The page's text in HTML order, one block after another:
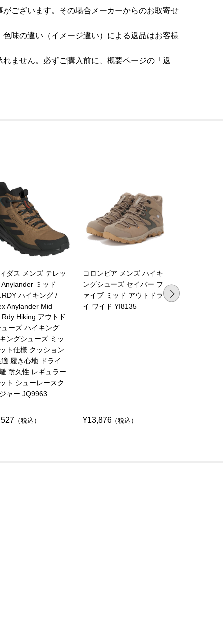
ございます。その場合メーカーからのお取寄せ
味の違い（イメージ違い）による返品はお客様
ません。必ずご購入前に、概要ページの「返
ダス メンズ テレッ
Anylander ミッド
ハイキング /
Anylander Mid
Hiking アウトド
ューズ ハイキング
ングシューズ ミッ
ット仕様 クッション
履き心地 ドライ
耐久性 レギュラー
ト シューレースク
ャー JQ9963
（税込）
コロンビア メンズ ハイキ
ングシューズ セイバー フ
ァイブ ミッド アウトドラ
イ ワイド YI8135
¥13,876 （税込）